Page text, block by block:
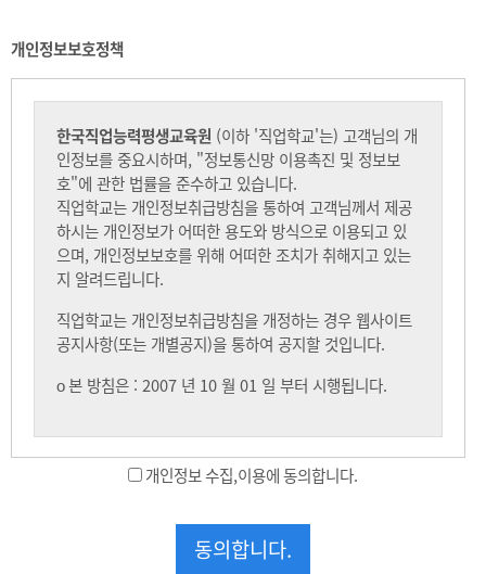
개인정보보호정책
개인정보 수집,이용에 동의합니다.
동의합니다.